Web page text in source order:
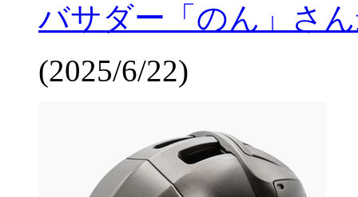
バサダー「のん」さ
(2025/6/22)